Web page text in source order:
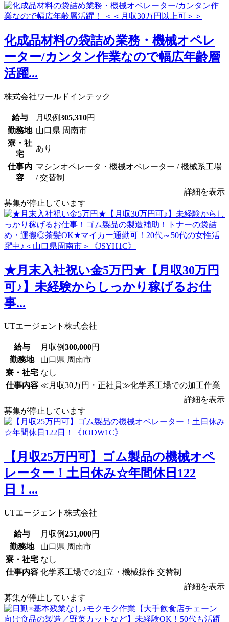
化成品材料の袋詰め業務・機械オペレ
ーター/カンタン作業なので幅広年齢層
活躍...
株式会社ワールドインテック
給与 月収例305,310円
勤務地 山口県 周南市
寮・社
宅
あり
仕事内
容
マシンオペレータ・機械オペレーター / 機械系工場
/ 交替制
詳細を表示
募集が停止しています
★月末入社祝い金5万円★【月収30万円
可♪】未経験からしっかり稼げるお仕
事...
UTエージェント株式会社
給与 月収例300,000円
勤務地
山口県 周南市
寮・社宅 なし
仕事内容 ≪月収30万円・正社員≫化学系工場での加工作業
詳細を表示
募集が停止しています
【月収25万円可】ゴム製品の機械オペ
レーター！土日休み☆年間休日122
日！...
UTエージェント株式会社
給与 月収例251,000円
勤務地
山口県 周南市
寮・社宅 なし
仕事内容 化学系工場での組立・機械操作 交替制
詳細を表示
募集が停止しています